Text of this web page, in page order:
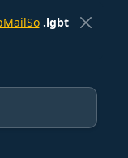
.lgbt